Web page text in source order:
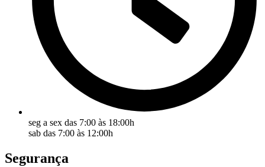
seg a sex das 7:00 às 18:00h
sab das 7:00 às 12:00h
Segurança